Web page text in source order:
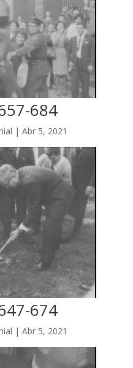
684
| Abr 5, 2021
674
| Abr 5, 2021